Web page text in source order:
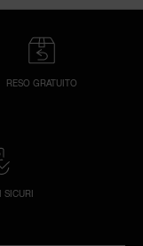
RESO GRATUITO
SICURI